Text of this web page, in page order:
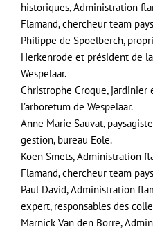
historiques, Administration
Flamand, chercheur team
Philippe de Spoelberch,
Herkenrode et président de
Wespelaar.
Christrophe Croque, jardinier
l’arboretum de Wespelaar.
Anne Marie Sauvat,
gestion, bureau Eole.
Koen Smets, Administration
Flamand, chercheur team
Paul David, Administration
expert, responsables des
Marnick Van den Borre,